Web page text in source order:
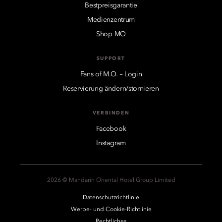
Bestpreisgarantie
Medienzentrum
Shop MO
SUPPORT
Fans of M.O. – Login
Reservierung ändern/stornieren
VERBINDEN
Facebook
Instagram
2026 © Mandarin Oriental Hotel Group Limited
Datenschutzrichtlinie
Werbe- und Cookie-Richtlinie